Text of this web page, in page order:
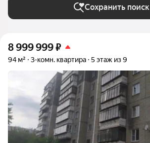
Сохранить поиск
8 999 999₽
94 м² 3-комн. квартира 5 этаж из 9